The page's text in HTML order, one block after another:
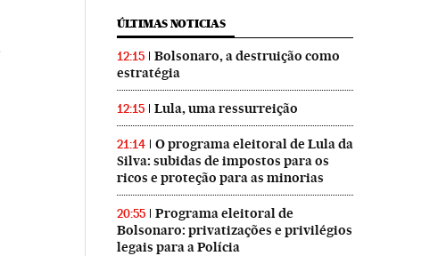
ÚLTIMAS NOTICIAS
12:15
Bolsonaro, a destruição como
estratégia
12:15 Lula, uma ressurreição
21:14
O programa eleitoral de Lula da
Silva: subidas de impostos para os
ricos e proteção para as minorias
20:55
Programa eleitoral de
Bolsonaro: privatizações e privilégios
legais para a Polícia